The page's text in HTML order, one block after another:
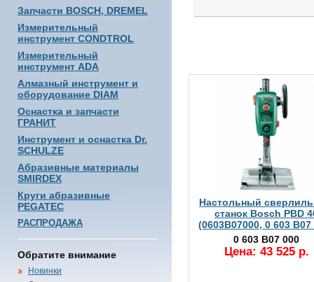
Запчасти BOSCH, DREMEL
Измерительный
инструмент CONDTROL
Измерительный
инструмент ADA
Алмазный инструмент и
оборудование DIAM
Оснастка и запчасти
ГРАНИТ
Инструмент и оснастка Dr.
SCHULZE
Абразивные материалы
SMIRDEX
Круги абразивные
PEGATEC
РАСПРОДАЖА
Обратите внимание
Новинки
Настольный
станок Bosch PBD
(0603B07000, 0 603 B07
0 603 B07 000
Цена: 43 525 р.